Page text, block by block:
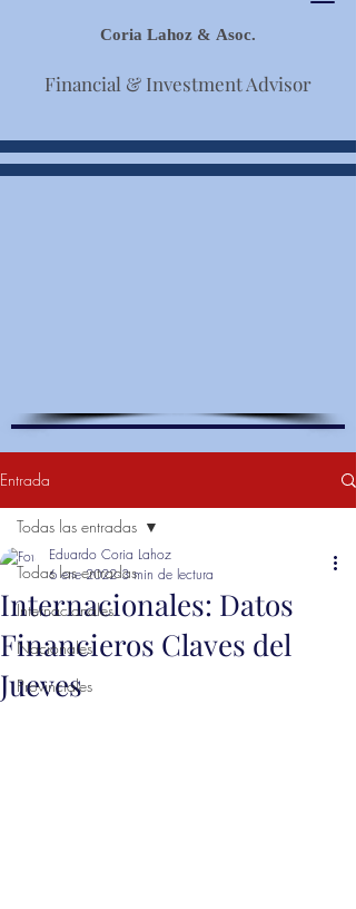
Coria Lahoz & Asoc.
Financial & Investment Advisor
Entrada
Todas las entradas
Internacionales
Nacionales
Provinciales
Todas las entradas
Internacionales: Datos
Financieros Claves del
Jueves
Eduardo Coria Lahoz
6 ene 2022 3 min de lectura